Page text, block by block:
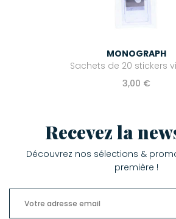
MONOGRAPH
Sachets de 20 stickers
3,00 €
Recevez la
Découvrez nos sélections &
première !